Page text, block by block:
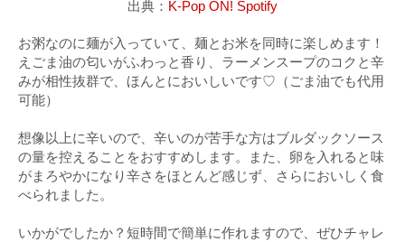
出典： K-Pop ON! Spotify
お粥なのに麺が入っていて、麺とお米を同時に楽しめます！
えごま油の匂いがふわっと香り、ラーメンスープのコクと辛
みが相性抜群で、ほんとにおいしいです♡（ごま油でも代用
可能）
想像以上に辛いので、辛いのが苦手な方はブルダックソース
の量を控えることをおすすめします。また、卵を入れると味
がまろやかになり辛さをほとんど感じず、さらにおいしく食
べられました。
いかがでしたか？短時間で簡単に作れますので、ぜひチャレ